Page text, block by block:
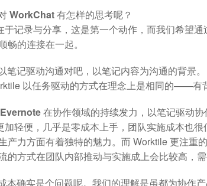
WorkChat 有怎样的思考呢？
于记录与分享，这是第一个动作，而我们希望
畅的连接在一起。
笔记驱动沟通对吧，以笔记内容为沟通的背景。
以任务驱动的方式在理念上是相同的——有
在协作领域的持续发力，以笔记驱动协
加轻便，几乎是零成本上手，团队实施成本也
产力方面有着独特的魅力。而 Worktile 更注重
的方式在团队内部推动与实施成上会比较高，需
本确实是个问题呢。我们的理解是虽都为协作